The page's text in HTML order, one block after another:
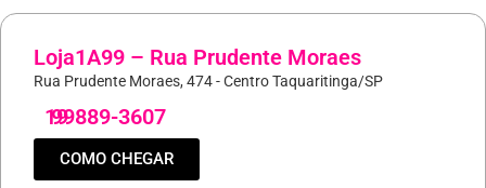
Loja1A99 – Rua Prudente Moraes
Rua Prudente Moraes, 474 - Centro Taquaritinga/SP
19
99889-3607
COMO CHEGAR